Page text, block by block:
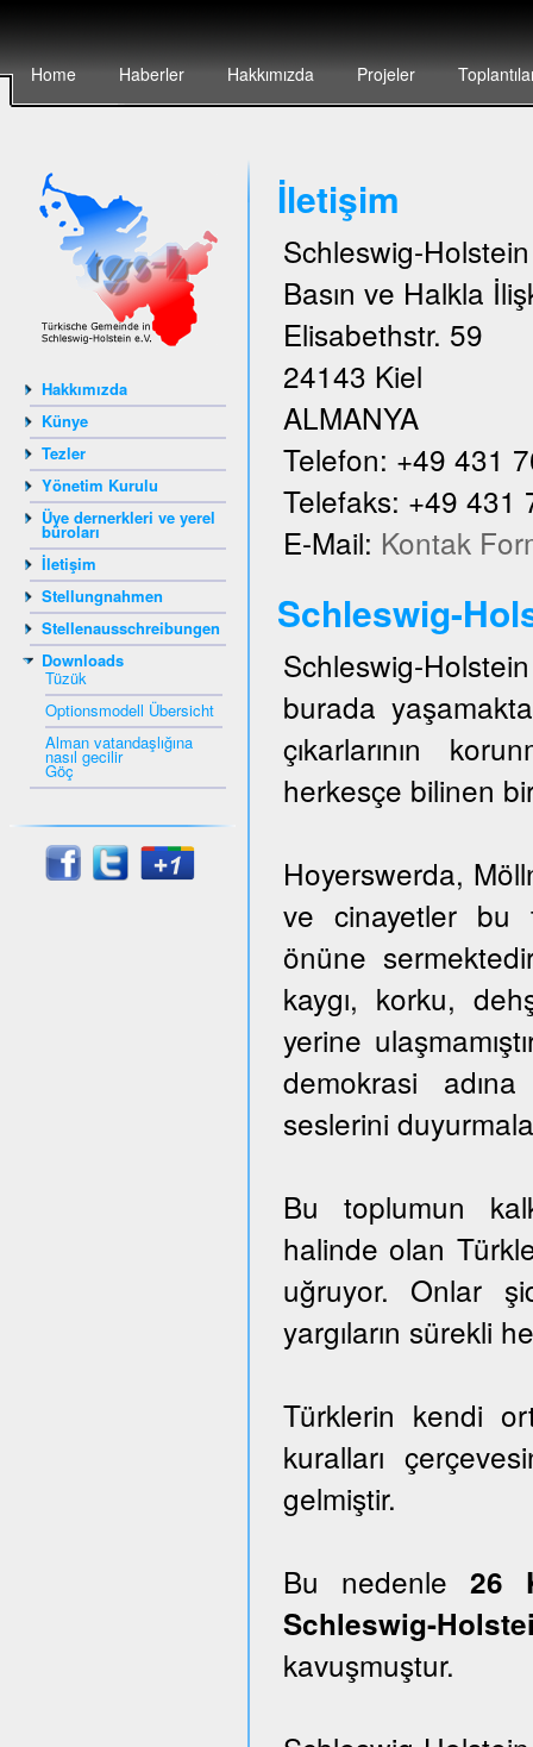
Home Haberler Hakkımızda Projeler
Hakkımızda
Künye
Tezler
Yönetim Kurulu
Üye dernerkleri ve yerel
büroları
İletişim
Stellungnahmen
Stellenausschreibungen
Downloads
Tüzük
Optionsmodell Übersicht
Alman vatandaşlığına
nasıl gecilir
Göç
İletişim
Schleswig-
Basın ve Halkla
Elisabethstr. 59
24143 Kiel
ALMANYA
Telefon: +49 431
Telefaks: +49 431
E-Mail: Kontak
Schleswig-
Schleswig-
burada
çıkarlarının
herkesçe bilinen
Hoyerswerda,
ve cinayetler bu
önüne
kaygı, korku,
yerine
demokrasi
seslerini
Bu toplumun
halinde olan
uğruyor. Onlar
yargıların sürekli
Türklerin kendi
kuralları
gelmiştir.
Bu nedenle26
Schleswig-
kavuşmuştur.